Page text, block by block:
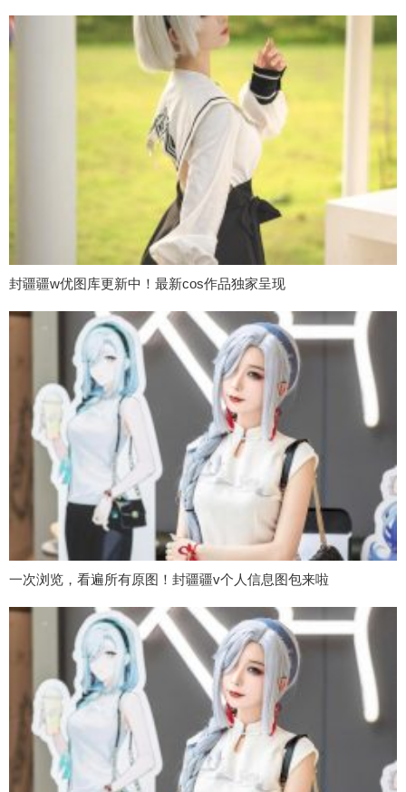
封疆疆w优图库更新中！最新cos作品独家呈现
一次浏览，看遍所有原图！封疆疆v个人信息图包来啦